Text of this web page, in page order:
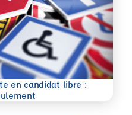
en candidat libre :